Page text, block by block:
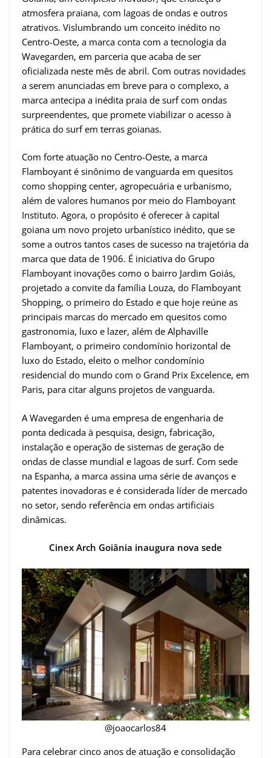
atmosfera praiana, com lagoas de ondas e outros
atrativos. Vislumbrando um conceito inédito no
Centro-Oeste, a marca conta com a tecnologia da
Wavegarden, em parceria que acaba de ser
oficializada neste mês de abril. Com outras novidades
a serem anunciadas em breve para o complexo, a
marca antecipa a inédita praia de surf com ondas
surpreendentes, que promete viabilizar o acesso à
prática do surf em terras goianas.
Com forte atuação no Centro-Oeste, a marca
Flamboyant é sinônimo de vanguarda em quesitos
como shopping center, agropecuária e urbanismo,
além de valores humanos por meio do Flamboyant
Instituto. Agora, o propósito é oferecer à capital
goiana um novo projeto urbanístico inédito, que se
some a outros tantos cases de sucesso na trajetória da
marca que data de 1906. É iniciativa do Grupo
Flamboyant inovações como o bairro Jardim Goiás,
projetado a convite da família Louza, do Flamboyant
Shopping, o primeiro do Estado e que hoje reúne as
principais marcas do mercado em quesitos como
gastronomia, luxo e lazer, além de Alphaville
Flamboyant, o primeiro condomínio horizontal de
luxo do Estado, eleito o melhor condomínio
residencial do mundo com o Grand Prix Excelence, em
Paris, para citar alguns projetos de vanguarda.
A Wavegarden é uma empresa de engenharia de
ponta dedicada à pesquisa, design, fabricação,
instalação e operação de sistemas de geração de
ondas de classe mundial e lagoas de surf. Com sede
na Espanha, a marca assina uma série de avanços e
patentes inovadoras e é considerada líder de mercado
no setor, sendo referência em ondas artificiais
dinâmicas.
Cinex Arch Goiânia inaugura nova sede
@joaocarlos84
Para celebrar cinco anos de atuação e consolidação